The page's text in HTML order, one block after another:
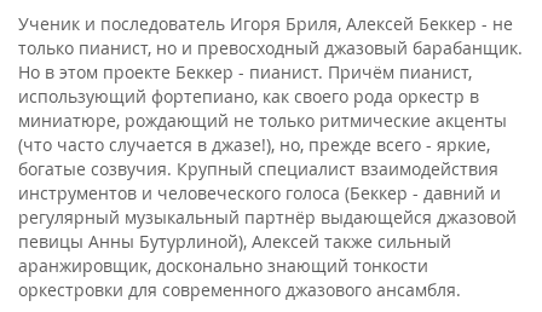
Ученик и последователь Игоря Бриля, Алексей Беккер - не
только пианист, но и превосходный джазовый барабанщик.
Но в этом проекте Беккер - пианист. Причём пианист,
использующий фортепиано, как своего рода оркестр в
миниатюре, рождающий не только ритмические акценты
(что часто случается в джазе!), но, прежде всего - яркие,
богатые созвучия. Крупный специалист взаимодействия
инструментов и человеческого голоса (Беккер - давний и
регулярный музыкальный партнёр выдающейся джазовой
певицы Анны Бутурлиной), Алексей также сильный
аранжировщик, досконально знающий тонкости
оркестровки для современного джазового ансамбля.